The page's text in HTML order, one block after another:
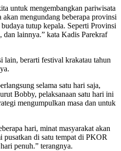
untuk mengembangkan pariwisata
mengundang beberapa provinsi
tutup kepala. Seperti Provinsi
lainnya.” kata Kadis Parekraf
lain, berarti festival krakatau tahun
selama satu hari saja,
Bobby, pelaksanaan satu hari ini
mengumpulkan masa dan untuk
hari, minat masyarakat akan
pusatkan di satu tempat di PKOR
penuh.” terangnya.